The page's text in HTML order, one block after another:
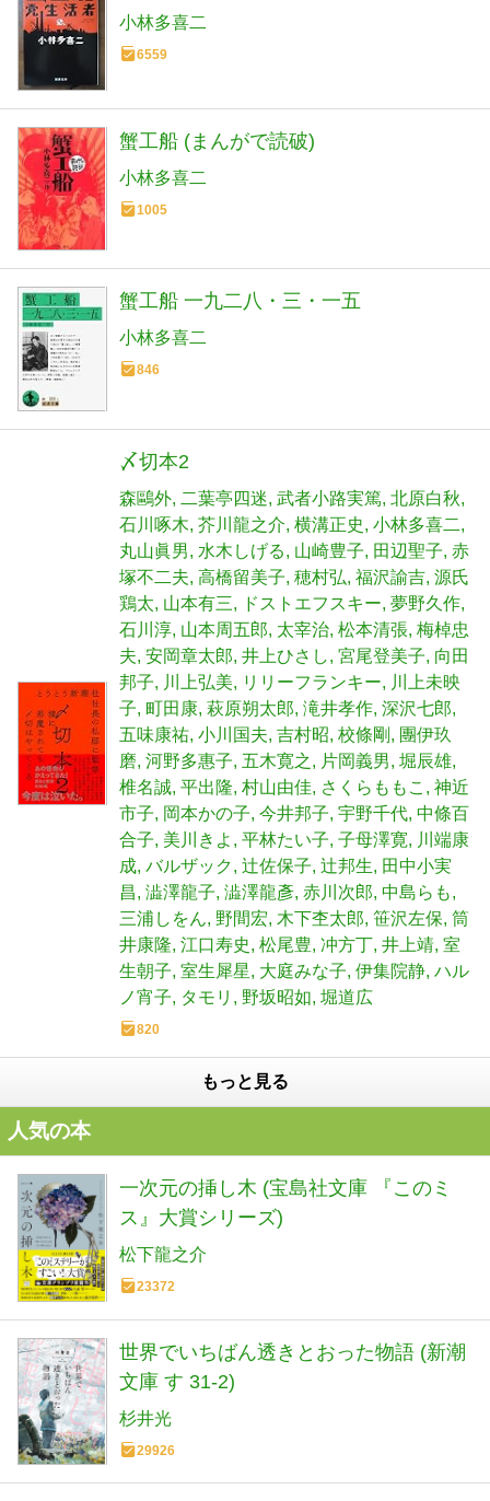
小林多喜二
6559
蟹工船 (まんがで読破)
小林多喜二
1005
蟹工船 一九二八・三・一五
小林多喜二
846
〆切本2
森鷗外 二葉亭四迷 武者小路実篤 北原白秋
石川啄木 芥川龍之介 横溝正史 小林多喜二
丸山眞男
水木しげる 山崎豊子 田辺聖子 赤
塚不二夫 高橋留美子 穂村弘 福沢諭吉 源氏
鶏太 山本有三 ドストエフスキー 夢野久作
石川淳 山本周五郎 太宰治 松本清張 梅棹忠
夫 安岡章太郎 井上ひさし 宮尾登美子 向田
邦子
川上弘美 リリーフランキー
川上未映
子 町田康 萩原朔太郎 滝井孝作 深沢七郎
五味康祐 小川国夫 吉村昭 校條剛
團伊玖
磨 河野多惠子 五木寛之 片岡義男 堀辰雄
椎名誠 平出隆 村山由佳 さくらももこ
神近
市子
岡本かの子 今井邦子 宇野千代 中條百
合子 美川きよ 平林たい子 子母澤寛
川端康
成 バルザック 辻佐保子 辻邦生
田中小実
昌 澁澤龍子 澁澤龍彥 赤川次郎 中島らも
三浦しをん 野間宏 木下杢太郎 笹沢左保 筒
井康隆 江口寿史 松尾豊 冲方丁 井上靖 室
生朝子 室生犀星 大庭みな子 伊集院静 ハル
ノ宵子
タモリ 野坂昭如 堀道広
820
もっと見る
人気の本
一次元の挿し木 (宝島社文庫 『このミ
ス』大賞シリーズ)
松下龍之介
23372
世界でいちばん透きとおった物語 (新潮
文庫 す 31-2)
杉井光
29926